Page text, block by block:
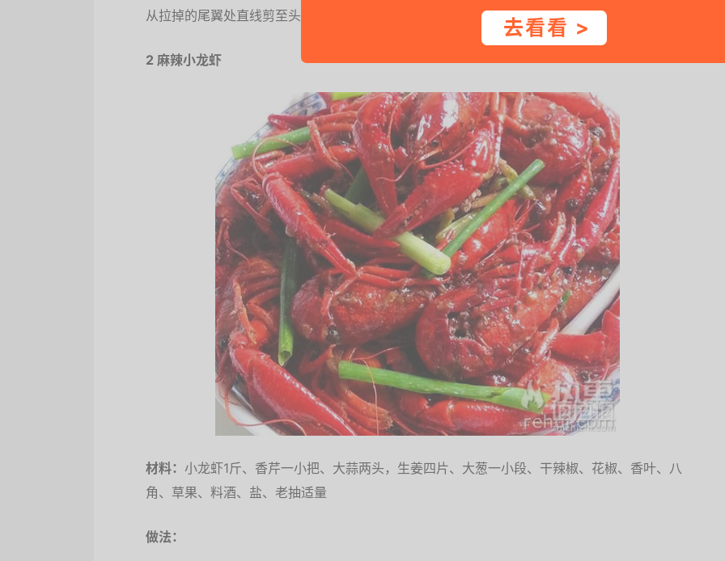
去看看 >
从拉掉的尾翼处直线剪至头部，一是为了好入味，二是吃的时候好剥壳。
2 麻辣小龙虾
材料： 小龙虾1斤、香芹一小把、大蒜两头，生姜四片、大葱一小段、干辣椒、花椒、香叶、八
角、草果、料酒、盐、老抽适量
做法：